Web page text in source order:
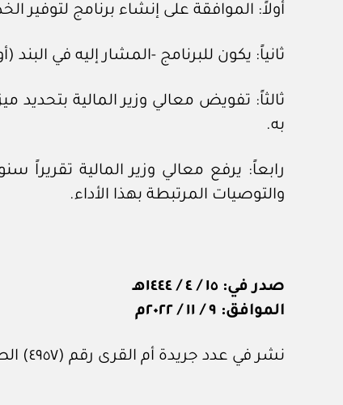
أولاً: الموافقة على إنشاء برنامج لتوفير
ثانياً: يكون للبرنامج -المشار إليه في البند
ثالثاً: تفويض معالي وزير المالية بتحديد
به.
رابعاً: يرفع معالي وزير المالية تقريراً
والتوصيات المرتبطة بهذا الأداء.
صدر في: ١٥ / ٤ / ١٤٤٤هـ
الموافق: ٩ / ١١ / ٢٠٢٢م
نشر في عدد جريدة أم القرى رقم (٤٩٥٧) الصادر في ١٨ من نوفمبر ٢٠٢٢م.